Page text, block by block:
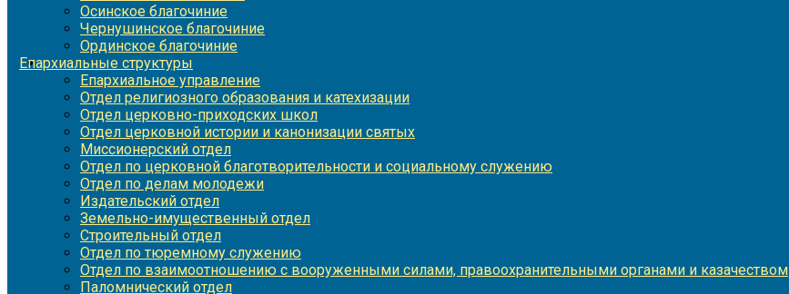
Осинское благочиние
Чернушинское благочиние
Ординское благочиние
Епархиальные структуры
Епархиальное управление
Отдел религиозного образования и катехизации
Отдел церковно-приходских школ
Отдел церковной истории и канонизации святых
Миссионерский отдел
Отдел по церковной благотворительности и социальному служению
Отдел по делам молодежи
Издательский отдел
Земельно-имущественный отдел
Строительный отдел
Отдел по тюремному служению
Отдел по взаимоотношению с вооруженными силами, правоохранительными органами и казачеством
Паломнический отдел